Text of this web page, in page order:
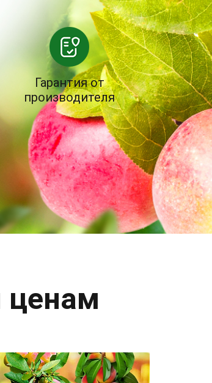
Гарантия от
производителя